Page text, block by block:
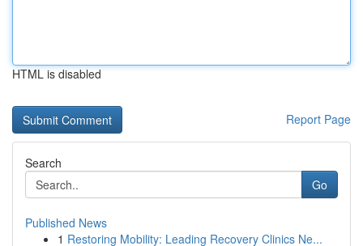
HTML is disabled
Report Page
Search
Go
Published News
1 Restoring Mobility: Leading Recovery Clinics Ne...